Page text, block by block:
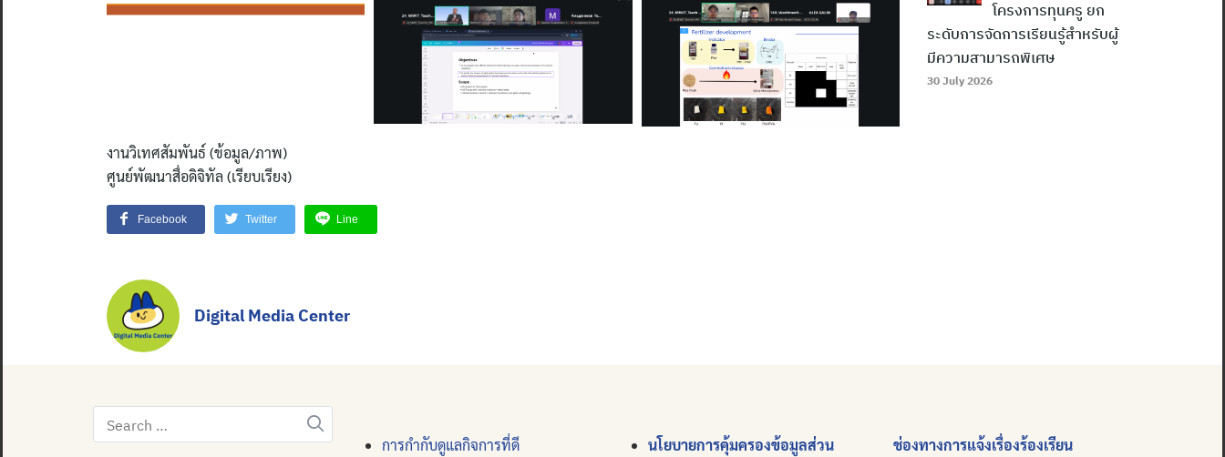
งานวิเทศสัมพันธ์ (ข้อมูล/ภาพ)
ศูนย์พัฒนาสื่อดิจิทัล (เรียบเรียง)
Facebook Twitter Line
Digital Media Center
โครงการทุนครู ยก
ระดับการจัดการเรียนรู้สำหรับผู้
มีความสามารถพิเศษ
30 July 2026
Search
for:
การกำกับดูแลกิจการที่ดี
นโยบายการคุ้มครองข้อมูลส่วน
ช่องทางการแจ้งเรื่องร้องเรียน